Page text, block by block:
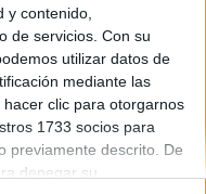
y contenido,
de servicios. Con su
utilizar datos de
mediante las
clic para otorgarnos
1733 socios para
previamente descrito. De
denegar su